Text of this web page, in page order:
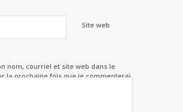
Site web
nom, courriel et site web dans le
la prochaine fois que je commenterai.